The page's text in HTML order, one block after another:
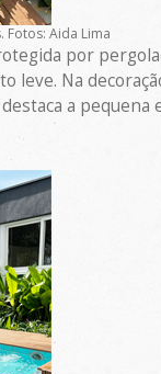
Fotos: Aida Lima
por
leve. Na
a pequena